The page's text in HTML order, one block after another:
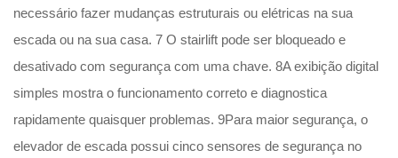
necessário fazer mudanças estruturais ou elétricas na sua
escada ou na sua casa. 7 O stairlift pode ser bloqueado e
desativado com segurança com uma chave. 8A exibição digital
simples mostra o funcionamento correto e diagnostica
rapidamente quaisquer problemas. 9Para maior segurança, o
elevador de escada possui cinco sensores de segurança no